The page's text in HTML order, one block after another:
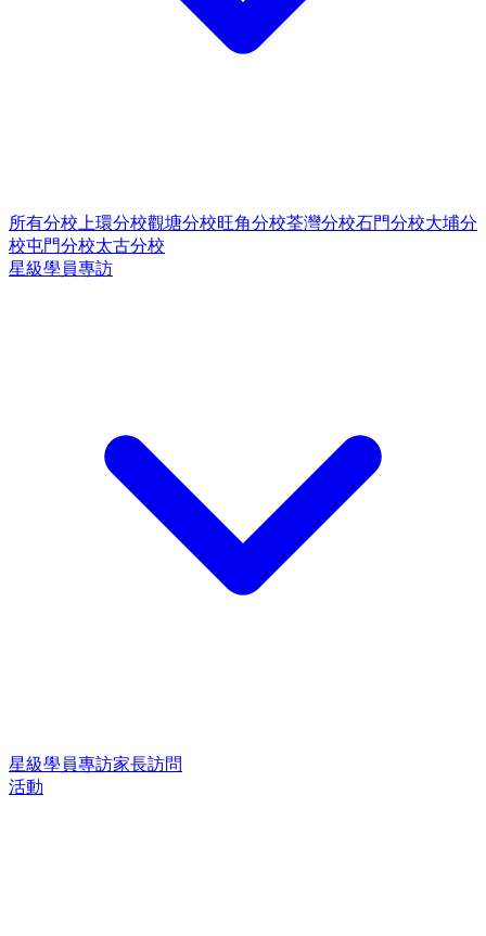
所有分校 上環分校觀塘分校旺角分校荃灣分校石門分校大埔分
校屯門分校太古分校
星級學員專訪
星級學員專訪家長訪問
活動